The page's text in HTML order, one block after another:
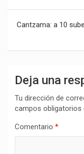
entradas
Cantzama: a 10
Deja una
Tu dirección de
campos
Comentario *